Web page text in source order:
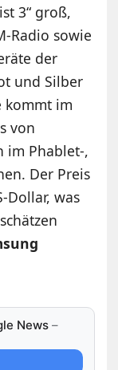
3“ groß,
Radio sowie
der
und Silber
kommt im
von
im Phablet-,
Der Preis
Dollar, was
News –